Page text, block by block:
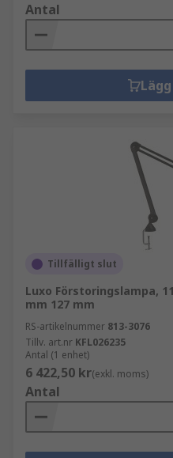
Antal
Tillfälligt slut
Luxo Förstoringslampa,
mm 127 mm
RS-artikelnummer 813-3076
Tillv. art.nr KFL026235
Antal (1 enhet)
6 422,50 kr(exkl. moms)
Antal